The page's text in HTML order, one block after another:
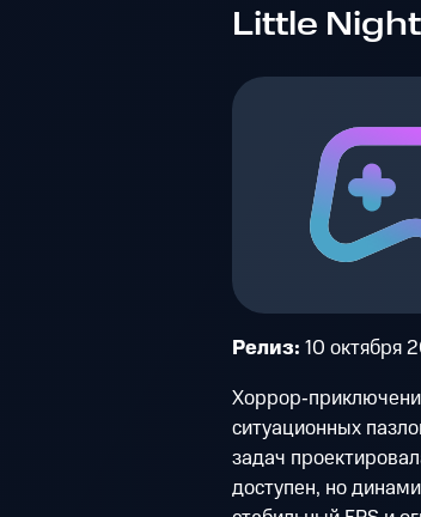
Little
Релиз: 10 октября
ситуационных
задач
доступен, но